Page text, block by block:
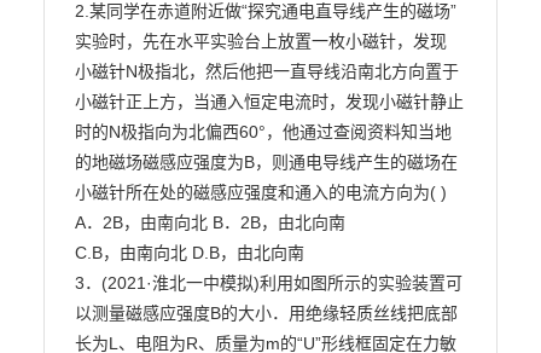
2.某同学在赤道附近做“探究通电直导线产生的磁场”
实验时，先在水平实验台上放置一枚小磁针，发现
小磁针N极指北，然后他把一直导线沿南北方向置于
小磁针正上方，当通入恒定电流时，发现小磁针静止
时的N极指向为北偏西60°，他通过查阅资料知当地
的地磁场磁感应强度为B，则通电导线产生的磁场在
小磁针所在处的磁感应强度和通入的电流方向为( )
A．2B，由南向北 B．2B，由北向南
C.B，由南向北 D.B，由北向南
3．(2021·淮北一中模拟)利用如图所示的实验装置可
以测量磁感应强度B的大小．用绝缘轻质丝线把底部
长为L、电阻为R、质量为m的“U”形线框固定在力敏